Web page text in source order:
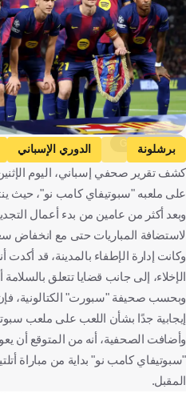
Getty Images
برشلونة الدوري الإسباني
أتلتيك بيلباو
إسبانيا كرة
كشف تقرير صحفي إسباني، اليوم
على ملعبه "سبوتيفاي كامب نو"، حيث
وبعد أكثر من عامين من بدء أعمال
لاستضافة المباريات حتى مع انخفاض
وكانت إدارة الإطفاء بالمدينة، قد
الإخلاء، إلى جانب قضايا تتعلق
وبحسب صحيفة "سبورت" الكتالونية، فإن
إيجابية جدًا بشأن اللعب على ملعب
وأضافت الصحفية، أنه من المتوقع أن
المقبل.